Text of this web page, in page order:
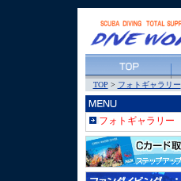
TOP > フォトギャラリー
フォトギャラリー